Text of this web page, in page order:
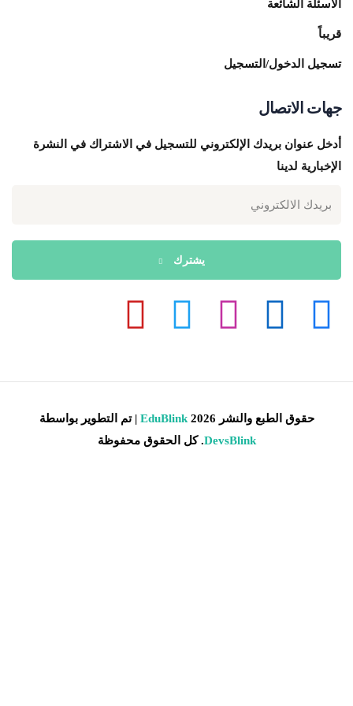
الشائعة
الدخول/التسجيل
الاتصال
عنوان بريدك الإلكتروني للتسجيل في الاشتراك في النشرة
لدينا
يشترك
حقوق الطبع والنشر 2026 EduBlink| تم التطوير بواسطة
DevsBlink. كل الحقوق محفوظة